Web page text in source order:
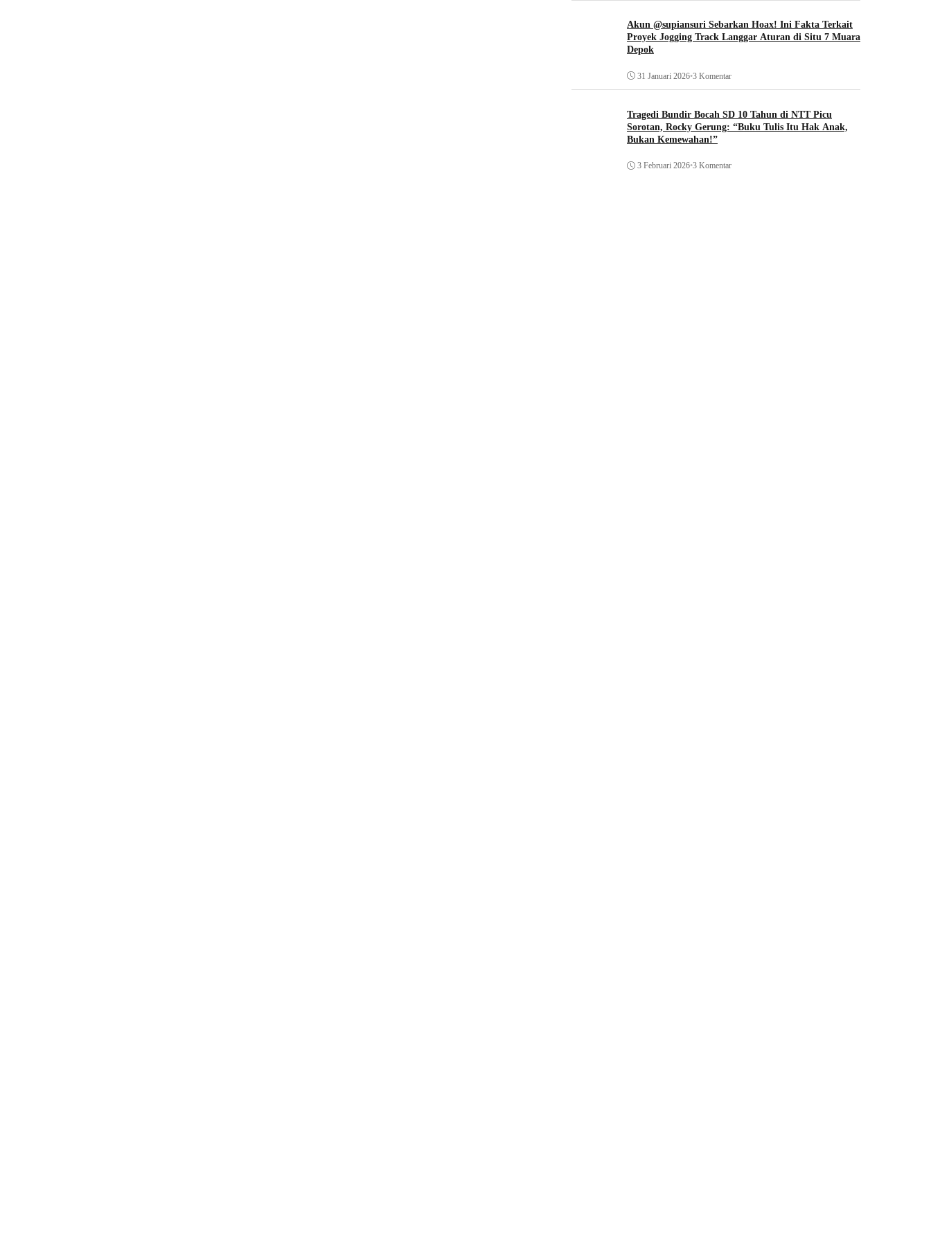
Akun @supiansuri Sebarkan Hoax! Ini Fakta Terkait
Proyek Jogging Track Langgar Aturan di Situ 7 Muara
Depok
31 Januari 2026•3 Komentar
Tragedi Bundir Bocah SD 10 Tahun di NTT Picu
Sorotan, Rocky Gerung: “Buku Tulis Itu Hak Anak,
Bukan Kemewahan!”
3 Februari 2026•3 Komentar